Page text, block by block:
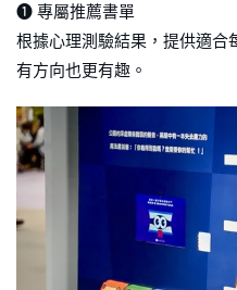
➊ 專屬推薦書單
根據心理測驗結果，提供適合
有方向也更有趣。